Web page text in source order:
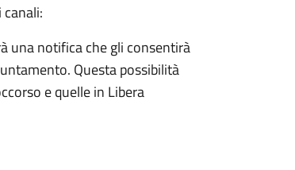
una notifica che gli consentirà
Questa possibilità
e quelle in Libera